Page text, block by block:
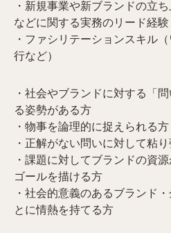
・新規事業や新ブランドの立
などに関する実務のリード経験
・ファシリテーションスキル
行など）
・社会やブランドに対する「
る姿勢がある方
・物事を論理的に捉えられる方
・正解がない問いに対して粘
・課題に対してブランドの資
ゴールを描ける方
・社会的意義のあるブランド
とに情熱を持てる方